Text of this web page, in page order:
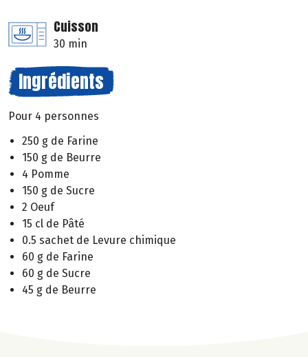
Cuisson
30 min
Ingrédients
Pour 4 personnes
250 g de Farine
150 g de Beurre
4 Pomme
150 g de Sucre
2 Oeuf
15 cl de Pâté
0.5 sachet de Levure chimique
60 g de Farine
60 g de Sucre
45 g de Beurre